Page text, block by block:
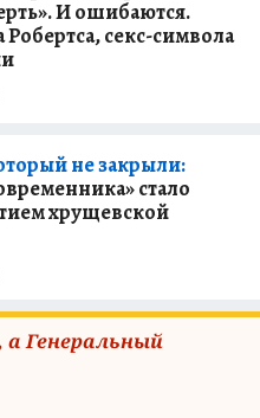
И ошибаются.
секс-символа
не закрыли:
стало
хрущевской
а Генеральный